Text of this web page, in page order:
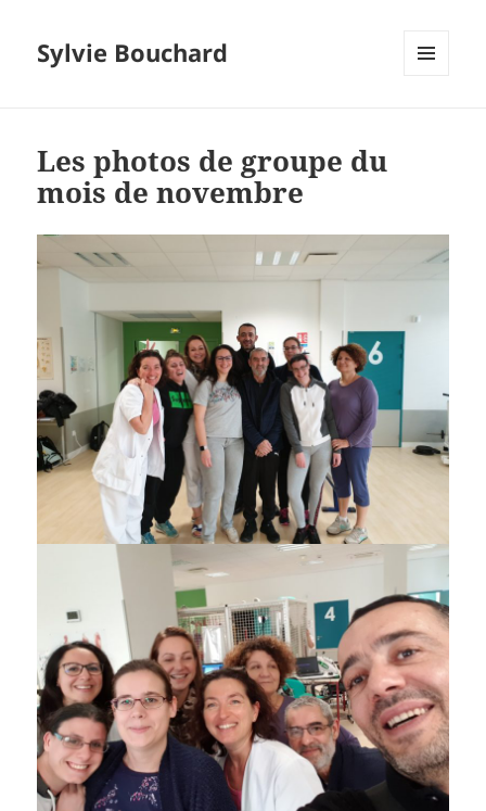
Sylvie Bouchard
Les photos de groupe du
mois de novembre